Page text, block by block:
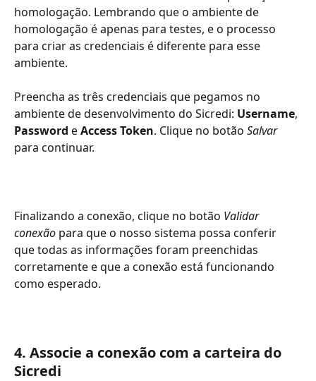
homologação. Lembrando que o ambiente de
homologação é apenas para testes, e o processo
para criar as credenciais é diferente para esse
ambiente.
Preencha as três credenciais que pegamos no
ambiente de desenvolvimento do Sicredi: Username,
Password e Access Token. Clique no botão Salvar
para continuar.
Finalizando a conexão, clique no botão Validar
conexão para que o nosso sistema possa conferir
que todas as informações foram preenchidas
corretamente e que a conexão está funcionando
como esperado.
4. Associe a conexão com a carteira do
Sicredi